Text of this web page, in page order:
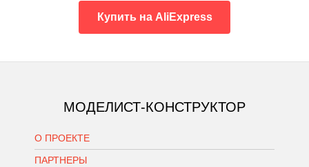
Купить на AliExpress
МОДЕЛИСТ-КОНСТРУКТОР
О ПРОЕКТЕ
ПАРТНЕРЫ